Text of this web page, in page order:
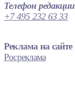
Телефон редакции
+7 495 232 63 33
Реклама на сайте
Росреклама